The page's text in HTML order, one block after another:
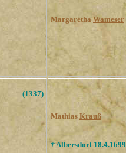
MargarethaWameser
(1337)
Mathias Krauß
†Albersdorf 18.4.1699